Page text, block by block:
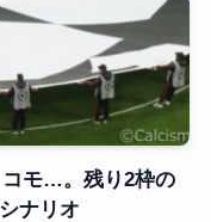
コモ…。残り2枠の
ナリオ